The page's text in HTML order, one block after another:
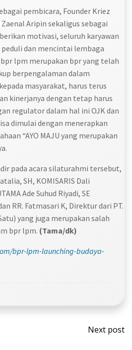
pembicara, Founder Kriez
Aripin sekaligus sebagai
motivasi, seluruh karyawan
dan mencintai lembaga
lpm merupakan bpr yang telah
berpengalaman dalam
masyarakat, harus terus
kinerjanya dengan tetap harus
regulator dalam hal ini OJK dan
dimulai dengan menerapkan
“AYO MAJU yang merupakan
pada acara silaturahmi tersebut,
SH, KOMISARIS Dali
Ade Suhud Riyadi, SE
RR. Fatmasari K, Direktur dari PT.
yang juga merupakan salah
bpr lpm. (Tama/dk)
bpr-lpm-launching-budaya-
Post
Next post